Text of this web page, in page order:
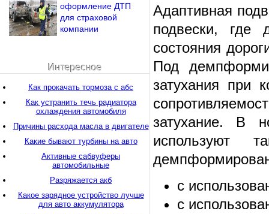
Адаптивная
подвески, где
состояния
Под
затухания при
затухание. В
используют
с
с
оформление ДТП
для страховой
компании
Интересное
Как прокачать тормоза с абс
Как устранить течь радиатора
охлаждения автомобиля
Причины расхода масла в двигателе
Какие бывают турбины на авто
Активные сабвуферы
автомобильные
Разряжается акб
Какое зарядное устройство лучше
для авто аккумулятора